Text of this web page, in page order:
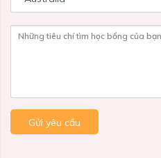
Những tiêu chí tìm học bổng của bạn
Gửi yêu cầu